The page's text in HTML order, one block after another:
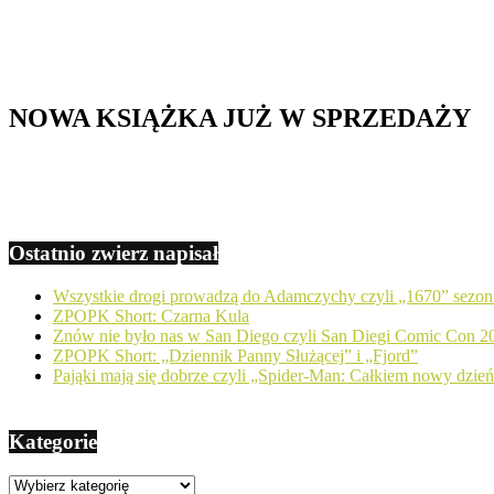
NOWA KSIĄŻKA JUŻ W SPRZEDAŻY
Ostatnio zwierz napisał
Wszystkie drogi prowadzą do Adamczychy czyli „1670”
ZPOPK Short: Czarna Kula
Znów nie było nas w San Diego czyli San Diegi Comic Con
ZPOPK Short: „Dziennik Panny Służącej” i „Fjord”
Pająki mają się dobrze czyli „Spider-Man: Całkiem nowy
Kategorie
Kategorie